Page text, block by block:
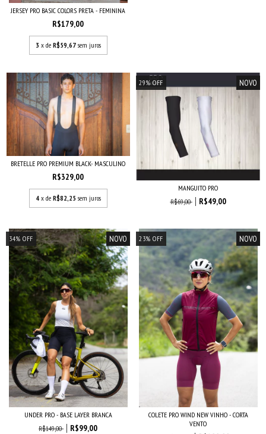
JERSEY PRO BASIC COLORS PRETA - FEMININA
R$179,00
3 x de R$59,67 sem juros
BRETELLE PRO PREMIUM BLACK- MASCULINO
R$329,00
4 x de R$82,25 sem juros
29% OFF NOVO
MANGUITO PRO
R$69,00
R$49,00
34% OFF NOVO
UNDER PRO - BASE LAYER BRANCA
R$149,00
R$99,00
23% OFF NOVO
COLETE PRO WIND NEW VINHO - CORTA
VENTO